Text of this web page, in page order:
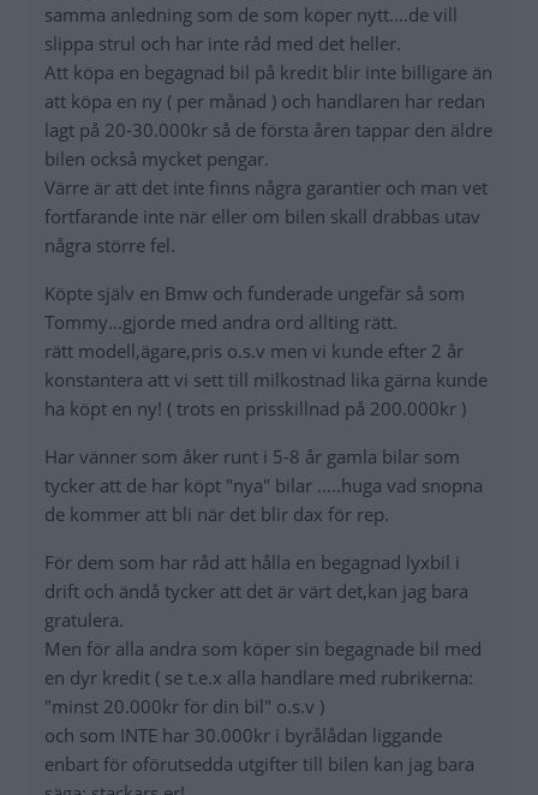
samma anledning som de som köper nytt....de vill
slippa strul och har inte råd med det heller.
Att köpa en begagnad bil på kredit blir inte billigare än
att köpa en ny ( per månad ) och handlaren har redan
lagt på 20-30.000kr så de första åren tappar den äldre
bilen också mycket pengar.
Värre är att det inte finns några garantier och man vet
fortfarande inte när eller om bilen skall drabbas utav
några större fel.
Köpte själv en Bmw och funderade ungefär så som
Tommy...gjorde med andra ord allting rätt.
rätt modell,ägare,pris o.s.v men vi kunde efter 2 år
konstantera att vi sett till milkostnad lika gärna kunde
ha köpt en ny! ( trots en prisskillnad på 200.000kr )
Har vänner som åker runt i 5-8 år gamla bilar som
tycker att de har köpt "nya" bilar .....huga vad snopna
de kommer att bli när det blir dax för rep.
För dem som har råd att hålla en begagnad lyxbil i
drift och ändå tycker att det är värt det,kan jag bara
gratulera.
Men för alla andra som köper sin begagnade bil med
en dyr kredit ( se t.e.x alla handlare med rubrikerna:
"minst 20.000kr för din bil" o.s.v )
och som INTE har 30.000kr i byrålådan liggande
enbart för oförutsedda utgifter till bilen kan jag bara